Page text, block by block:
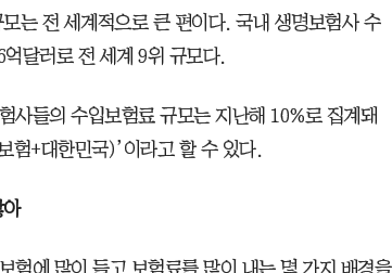
는 전 세계적으로 큰 편이다. 국내 생명보험사 수
달러로 전 세계 9위 규모다.
사들의 수입보험료 규모는 지난해 10%로 집계돼
험+대한민국)’이라고 할 수 있다.
험에 많이 들고 보험료를 많이 내는 몇 가지 배경을